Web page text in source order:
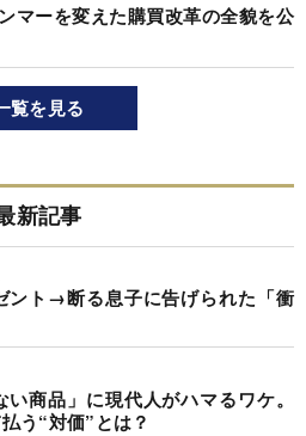
マーを変えた購買改革の全貌を公
覧を見る
新記事
ント→断る息子に告げられた「衝
商品」に現代人がハマるワケ。
う“対価”とは？